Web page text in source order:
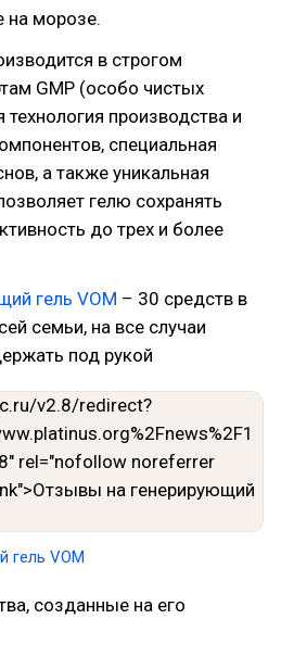
на морозе.
в строгом
GMP (особо чистых
производства и
специальная
а также уникальная
гелю сохранять
до трех и более
гель VOM – 30 средств в
семьи, на все случаи
под рукой
гель VOM
созданные на его